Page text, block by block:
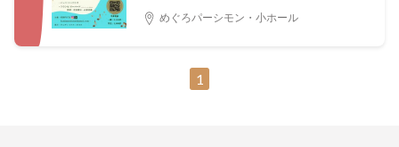
めぐろパーシモン・小ホール
1